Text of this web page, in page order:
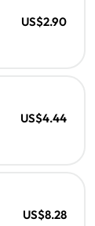
US$2.90
US$4.44
US$8.28